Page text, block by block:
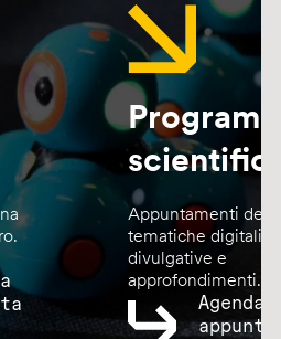
Appuntamenti
tematiche digitali,
divulgative e
approfondimenti.
Agenda